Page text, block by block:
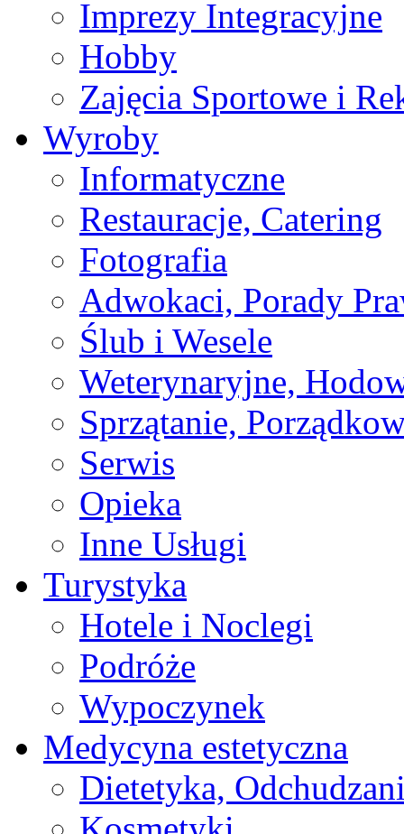
Imprezy Integracyjne
Hobby
Zajęcia Sportowe i
Wyroby
Informatyczne
Restauracje, Catering
Fotografia
Adwokaci, Porady
Ślub i Wesele
Weterynaryjne,
Sprzątanie,
Serwis
Opieka
Inne Usługi
Turystyka
Hotele i Noclegi
Podróże
Wypoczynek
Medycyna estetyczna
Dietetyka,